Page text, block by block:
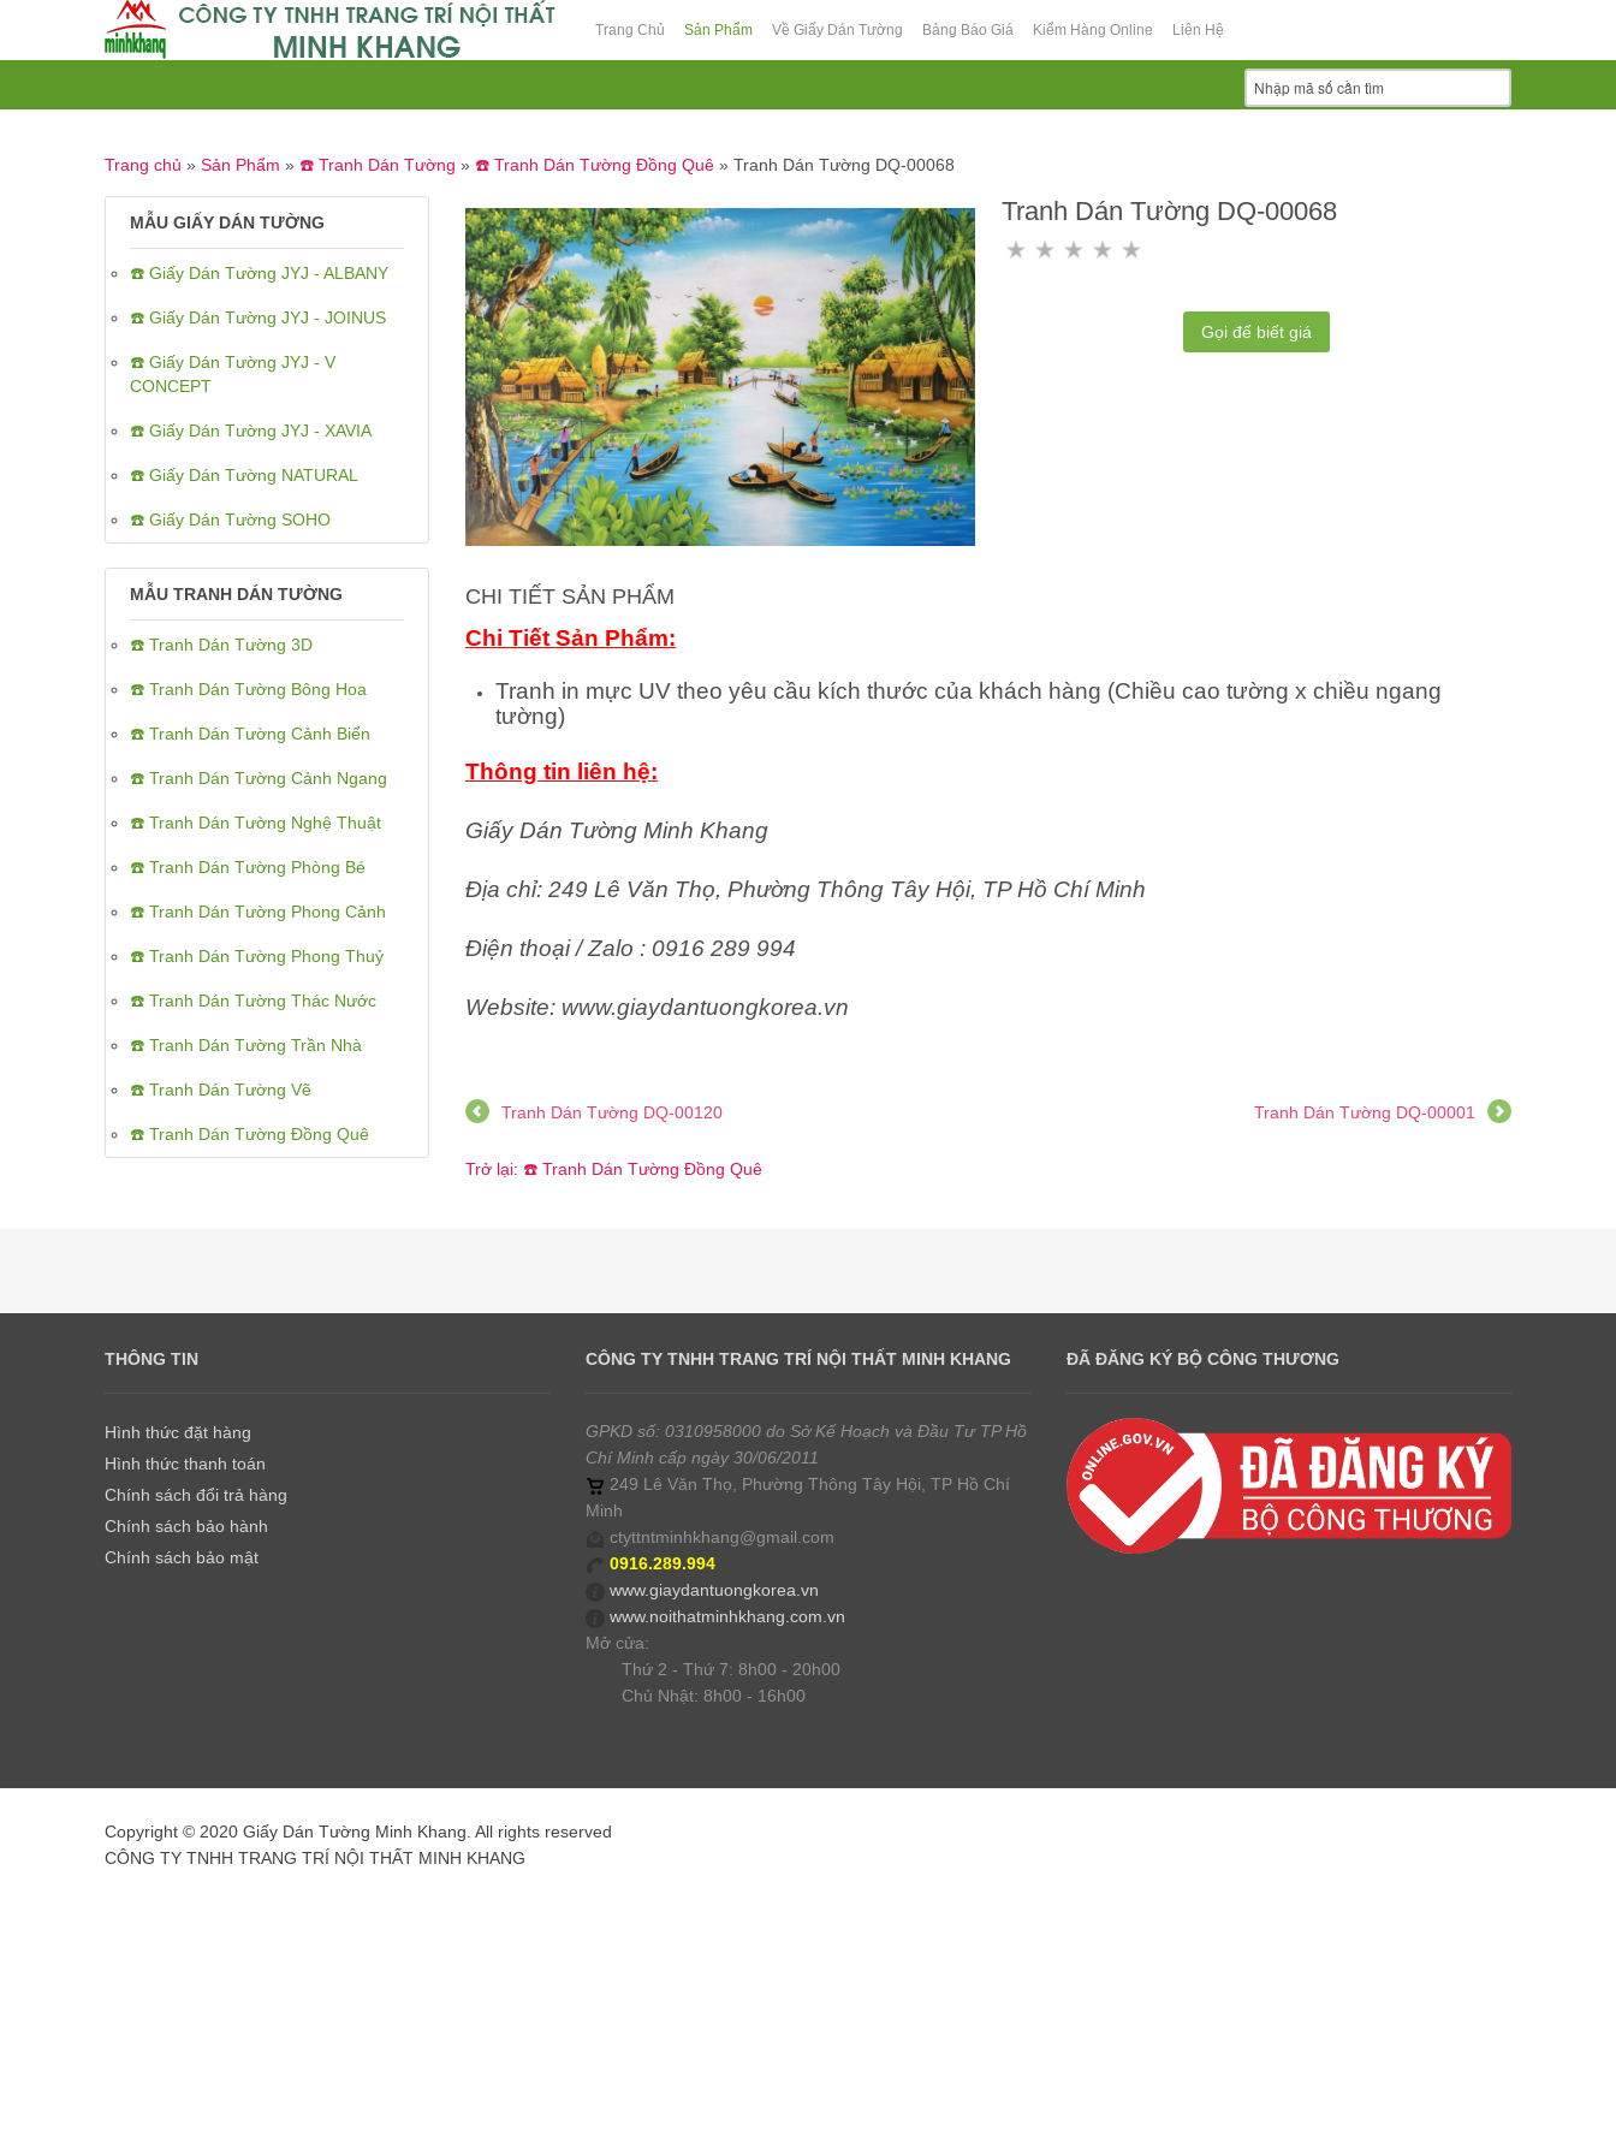
Trang Chủ Sản Phẩm Về Giấy Dán Tường Bảng Báo Giá Kiểm Hàng Online Liên Hệ
Trang chủ » Sản Phẩm » ☎️ Tranh Dán Tường » ☎️ Tranh Dán Tường Đồng Quê » Tranh Dán Tường DQ-00068
MẪU GIẤY DÁN TƯỜNG
☎️ Giấy Dán Tường JYJ - ALBANY
☎️ Giấy Dán Tường JYJ - JOINUS
☎️ Giấy Dán Tường JYJ - V
CONCEPT
☎️ Giấy Dán Tường JYJ - XAVIA
☎️ Giấy Dán Tường NATURAL
☎️ Giấy Dán Tường SOHO
MẪU TRANH DÁN TƯỜNG
☎️ Tranh Dán Tường 3D
☎️ Tranh Dán Tường Bông Hoa
☎️ Tranh Dán Tường Cảnh Biển
☎️ Tranh Dán Tường Cảnh Ngang
☎️ Tranh Dán Tường Nghệ Thuật
☎️ Tranh Dán Tường Phòng Bé
☎️ Tranh Dán Tường Phong Cảnh
☎️ Tranh Dán Tường Phong Thuỷ
☎️ Tranh Dán Tường Thác Nước
☎️ Tranh Dán Tường Trần Nhà
☎️ Tranh Dán Tường Vẽ
☎️ Tranh Dán Tường Đồng Quê
Tranh Dán Tường DQ-00068
Gọi để biết giá
CHI TIẾT SẢN PHẨM
Chi Tiết Sản Phẩm:
Tranh in mực UV theo yêu cầu kích thước của khách hàng (Chiều cao tường x chiều ngang
tường)
Thông tin liên hệ:
Giấy Dán Tường Minh Khang
Địa chỉ: 249 Lê Văn Thọ, Phường Thông Tây Hội, TP Hồ Chí Minh
Điện thoại / Zalo : 0916 289 994
Website: www.giaydantuongkorea.vn
Tranh Dán Tường DQ-00001
Tranh Dán Tường DQ-00120
Trở lại: ☎️ Tranh Dán Tường Đồng Quê
THÔNG TIN
Hình thức đặt hàng
Hình thức thanh toán
Chính sách đổi trả hàng
Chính sách bảo hành
Chính sách bảo mật
CÔNG TY TNHH TRANG TRÍ NỘI THẤT MINH KHANG
GPKD số: 0310958000 do Sở Kế Hoạch và Đầu Tư TP Hồ
Chí Minh cấp ngày 30/06/2011
249 Lê Văn Thọ, Phường Thông Tây Hội, TP Hồ Chí
Minh
ctyttntminhkhang@gmail.com
0916.289.994
www.giaydantuongkorea.vn
www.noithatminhkhang.com.vn
Mở cửa:
Thứ 2 - Thứ 7: 8h00 - 20h00
Chủ Nhật: 8h00 - 16h00
ĐÃ ĐĂNG KÝ BỘ CÔNG THƯƠNG
Copyright © 2020 Giấy Dán Tường Minh Khang. All rights reserved
CÔNG TY TNHH TRANG TRÍ NỘI THẤT MINH KHANG